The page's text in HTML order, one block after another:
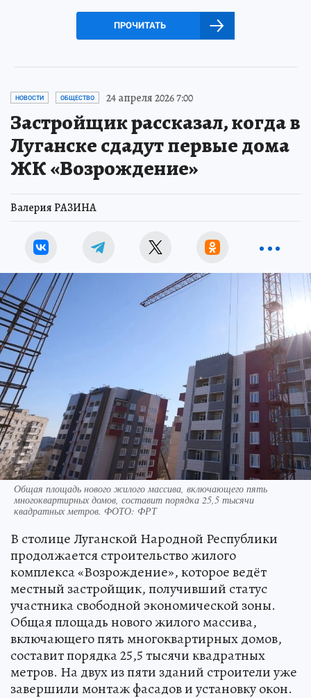
ПРОЧИТАТЬ
НОВОСТИ ОБЩЕСТВО 24 апреля 2026 7:00
Застройщик рассказал, когда в
Луганске сдадут первые дома
ЖК «Возрождение»
Валерия РАЗИНА
Общая площадь нового жилого массива, включающего пять
многоквартирных домов, составит порядка 25,5 тысячи
квадратных метров. ФОТО: ФРТ
В столице Луганской Народной Республики
продолжается строительство жилого
комплекса «Возрождение», которое ведёт
местный застройщик, получивший статус
участника свободной экономической зоны.
Общая площадь нового жилого массива,
включающего пять многоквартирных домов,
составит порядка 25,5 тысячи квадратных
метров. На двух из пяти зданий строители уже
завершили монтаж фасадов и установку окон.